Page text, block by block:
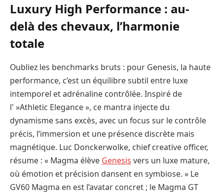
Luxury High Performance : au-
delà des chevaux, l’harmonie
totale
Oubliez les benchmarks bruts : pour Genesis, la haute
performance, c’est un équilibre subtil entre luxe
intemporel et adrénaline contrôlée. Inspiré de
l' »Athletic Elegance », ce mantra injecte du
dynamisme sans excès, avec un focus sur le contrôle
précis, l’immersion et une présence discrète mais
magnétique. Luc Donckerwolke, chief creative officer,
résume : « Magma élève Genesis vers un luxe mature,
où émotion et précision dansent en symbiose. » Le
GV60 Magma en est l’avatar concret ; le Magma GT